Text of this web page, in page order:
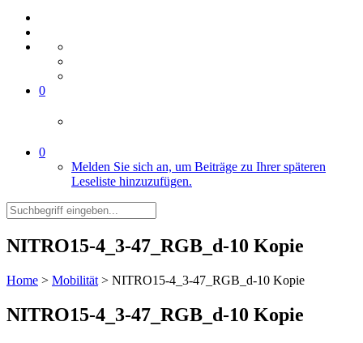
0
0
Melden Sie sich an, um Beiträge zu Ihrer späteren
Leseliste hinzuzufügen.
NITRO15-4_3-47_RGB_d-10 Kopie
Home > Mobilität > NITRO15-4_3-47_RGB_d-10 Kopie
NITRO15-4_3-47_RGB_d-10 Kopie